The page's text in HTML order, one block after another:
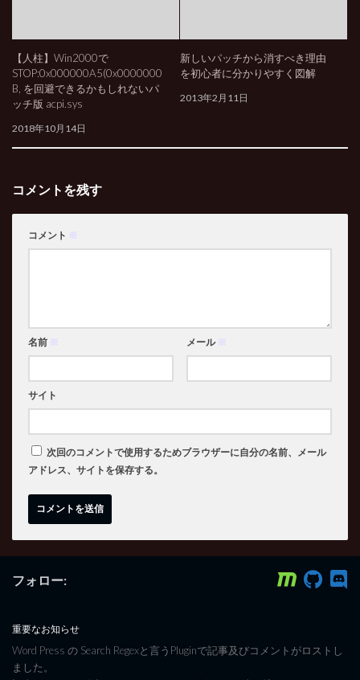
【人柱】Win2000で
STOP:0x000000A5(0x0000000
B, を回避できるかもしれないパ
ッチ版 acpi.sys
2018年10月14日
新しいパッチから消すべき理由
を初心者に分かりやすく図解
2013年2月11日
コメントを残す
コメント ※
名前 ※ メール ※
サイト
次回のコメントで使用するためブラウザーに自分の名前、メール
アドレス、サイトを保存する。
フォロー:
重要なお知らせ
Word Press の Search Regexと言うPluginで記事及びコメントがロストし
ました。